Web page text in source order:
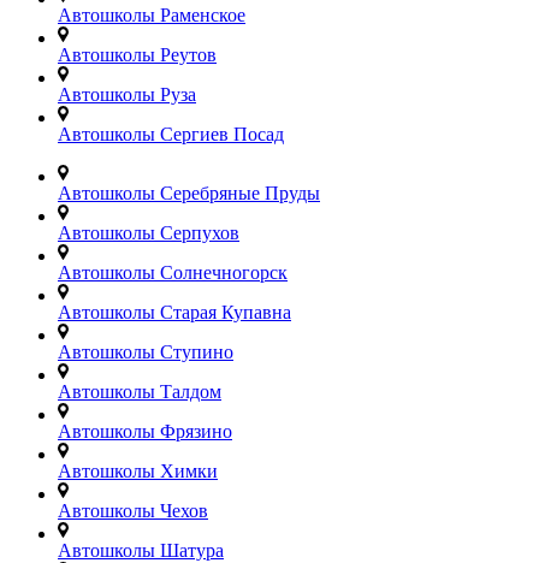
Автошколы Раменское
Автошколы Реутов
Автошколы Руза
Автошколы Сергиев Посад
Автошколы Серебряные Пруды
Автошколы Серпухов
Автошколы Солнечногорск
Автошколы Старая Купавна
Автошколы Ступино
Автошколы Талдом
Автошколы Фрязино
Автошколы Химки
Автошколы Чехов
Автошколы Шатура